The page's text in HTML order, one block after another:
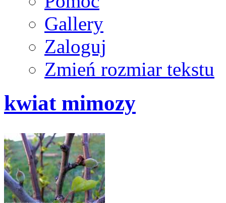
Gallery
Zaloguj
Zmień rozmiar tekstu
kwiat mimozy